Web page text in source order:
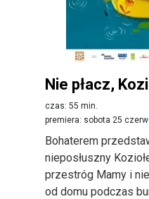
Nie płacz,
czas: 55 min.
premiera: sobota 25
Bohaterem
nieposłuszny
przestróg Mamy i
od domu podczas